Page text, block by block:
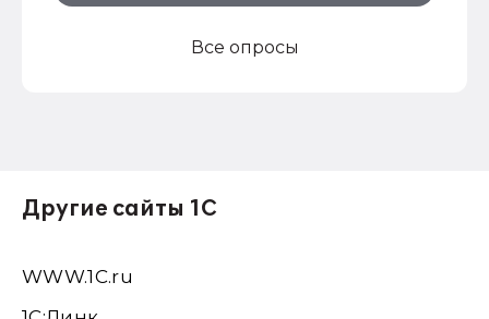
Все опросы
Другие сайты 1С
WWW.1С.ru